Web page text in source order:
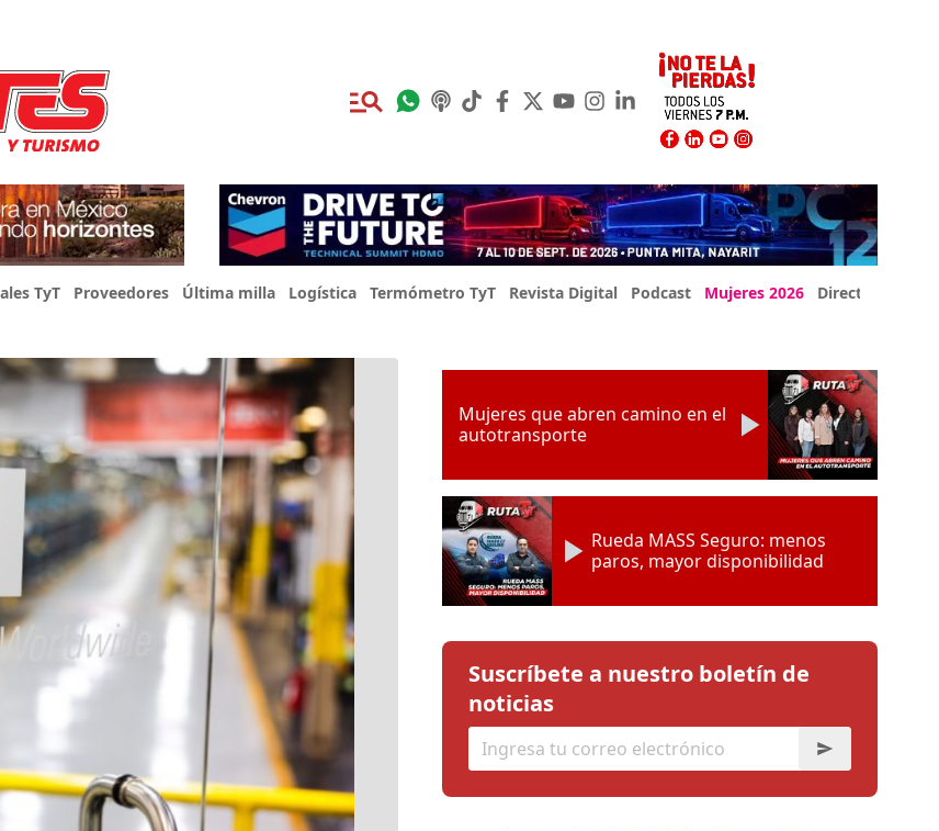
TyT Proveedores Última milla Logística Termómetro TyT Revista Digital Podcast Mujeres 2026 Directorio Expo
Mujeres que abren camino en el
autotransporte
Rueda MASS Seguro: menos
paros, mayor disponibilidad
Suscríbete a nuestro boletín de
noticias